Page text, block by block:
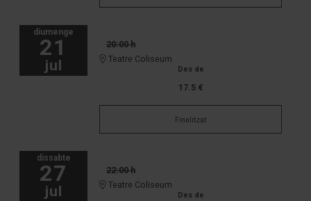
diumenge
21
jul
20:00 h
Teatre Coliseum
Des de
17.5 €
Finalitzat
dissabte
27
jul
22:00 h
Teatre Coliseum
Des de